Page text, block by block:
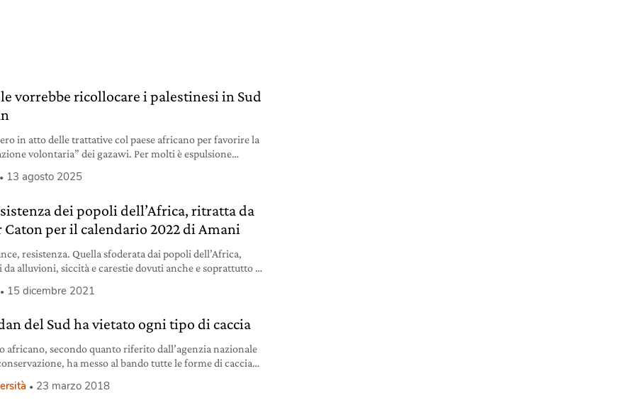
vorrebbe ricollocare i palestinesi in Sud
in atto delle trattative col paese africano per favorire la
volontaria” dei gazawi. Per molti è espulsione
13 agosto 2025
dei popoli dell’Africa, ritratta da
Caton per il calendario 2022 di Amani
resistenza. Quella sfoderata dai popoli dell’Africa,
alluvioni, siccità e carestie dovuti anche e soprattutto ai
britannico Peter Caton scelti per il calendario 2022 di
accoglienza, centri educativi,
15 dicembre 2021
del Sud ha vietato ogni tipo di caccia
africano, secondo quanto riferito dall’agenzia nazionale
ha messo al bando tutte le forme di caccia
23 marzo 2018